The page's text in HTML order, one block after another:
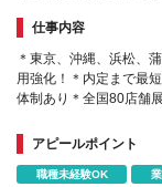
仕事内容
＊東京、沖縄、浜松、
用強化！＊内定まで最
体制あり＊全国80店舗
アピールポイント
職種未経験OK